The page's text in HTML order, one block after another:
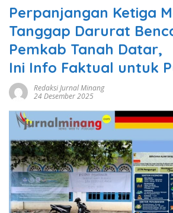
Perpanjangan Ketiga
Tanggap Darurat
Pemkab Tanah Datar,
Ini Info Faktual untuk
Redaksi Jurnal Minang
24 Desember 2025